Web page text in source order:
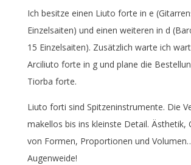
Ich besitze einen Liuto forte in e
Einzelsaiten) und einen weiteren in d
15 Einzelsaiten). Zusätzlich warte ich
Arciliuto forte in g und plane die
Tiorba forte.
Liuto forti sind Spitzeninstrumente. Die
makellos bis ins kleinste Detail. Ästhetik,
von Formen, Proportionen und
Augenweide!